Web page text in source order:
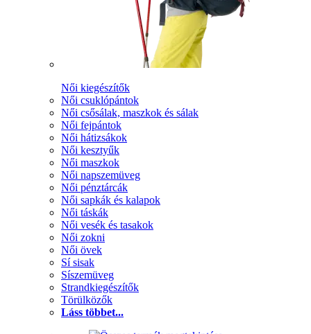
Női kiegészítők
Női csuklópántok
Női csősálak, maszkok és sálak
Női fejpántok
Női hátizsákok
Női kesztyűk
Női maszkok
Női napszemüveg
Női pénztárcák
Női sapkák és kalapok
Női táskák
Női vesék és tasakok
Női zokni
Női övek
Sí sisak
Síszemüveg
Strandkiegészítők
Törülközők
Láss többet...